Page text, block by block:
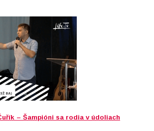
– Šampióni sa rodia v údoliach